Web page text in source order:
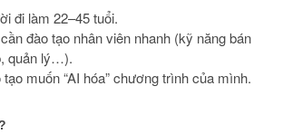
đi làm 22–45 tuổi.
đào tạo nhân viên nhanh (kỹ năng bán
quản lý…).
muốn “AI hóa” chương trình của mình.